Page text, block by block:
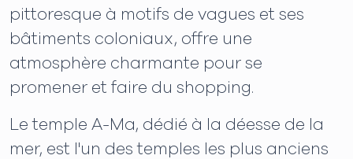
pittoresque à motifs de vagues et ses
bâtiments coloniaux, offre une
atmosphère charmante pour se
promener et faire du shopping.
Le temple A-Ma, dédié à la déesse de la
mer, est l'un des temples les plus anciens